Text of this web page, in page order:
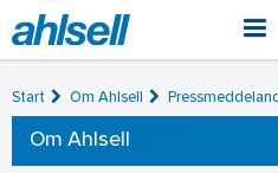
Start Om Ahlsell
Om Ahlsell